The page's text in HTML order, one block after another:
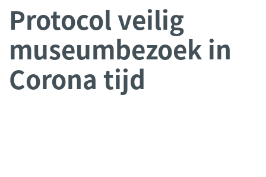
Protocol veilig
museumbezoek in
Corona tijd